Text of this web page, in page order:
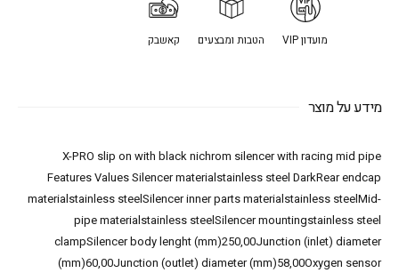
מועדון VIP הטבות ומבצעים קאשבק
מידע על מוצר
X-PRO slip on with black nichrom silencer with racing mid pipe
Features Values Silencer materialstainless steel DarkRear endcap
materialstainless steelSilencer inner parts materialstainless steelMid-
pipe materialstainless steelSilencer mountingstainless steel
clampSilencer body lenght (mm)250,00Junction (inlet) diameter
(mm)60,00Junction (outlet) diameter (mm)58,00Oxygen sensor